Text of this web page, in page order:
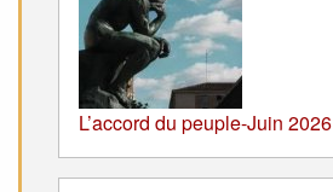
L’accord du peuple-Juin 2026